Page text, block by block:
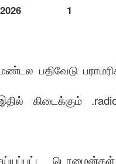
1
பதிவேடு
கிடைக்கும்
செய்யப்பட்ட